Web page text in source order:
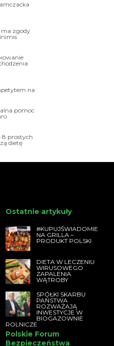
ma zgody
na
pomoc
8 prostych
dietę
Ostatnie artykuły
#KUPUJŚWIADOMIE
NA GRILLA –
PRODUKT POLSKI
DIETA W LECZENIU
WIRUSOWEGO
ZAPALENIA
WĄTROBY
SPÓŁKI SKARBU
PAŃSTWA
ROZWAŻAJĄ
INWESTYCJE W
BIOGAZOWNIE
ROLNICZE
Polskie Forum
Bezpieczeństwa